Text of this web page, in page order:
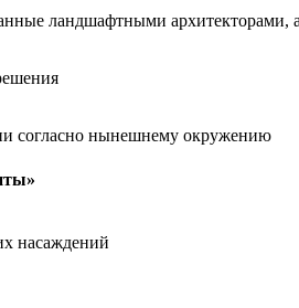
ландшафтными архитекторами,
согласно нынешнему окружению
насаждений